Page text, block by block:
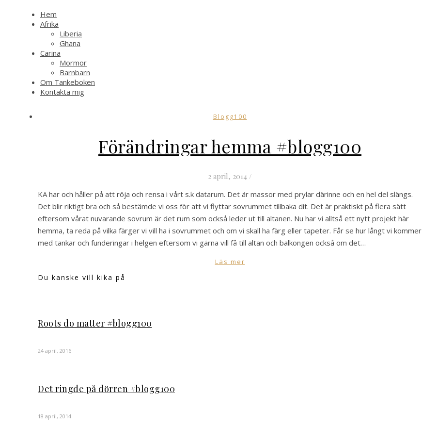
Hem
Afrika
Liberia
Ghana
Carina
Mormor
Barnbarn
Om Tankeboken
Kontakta mig
Blogg100
Förändringar hemma #blogg100
2 april, 2014 /
KA har och håller på att röja och rensa i vårt s.k datarum. Det är massor med prylar därinne och en hel del slängs.
Det blir riktigt bra och så bestämde vi oss för att vi flyttar sovrummet tillbaka dit. Det är praktiskt på flera sätt
eftersom vårat nuvarande sovrum är det rum som också leder ut till altanen. Nu har vi alltså ett nytt projekt här
hemma, ta reda på vilka färger vi vill ha i sovrummet och om vi skall ha färg eller tapeter. Får se hur långt vi kommer
med tankar och funderingar i helgen eftersom vi gärna vill få till altan och balkongen också om det…
Läs mer
Du kanske vill kika på
Roots do matter #blogg100
24 april, 2016
Det ringde på dörren #blogg100
18 april, 2014